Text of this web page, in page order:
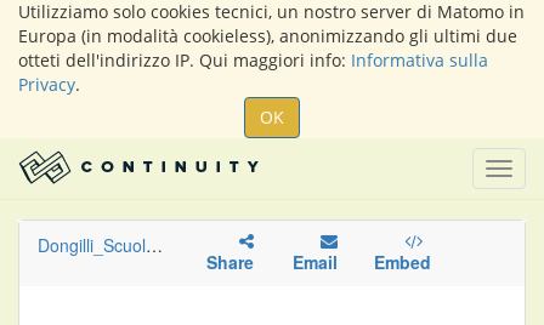
Utilizziamo solo cookies tecnici, un nostro server di Matomo in
Europa (in modalità cookieless), anonimizzando gli ultimi due
otteti dell'indirizzo IP. Qui maggiori info: Informativa sulla
Privacy.
OK